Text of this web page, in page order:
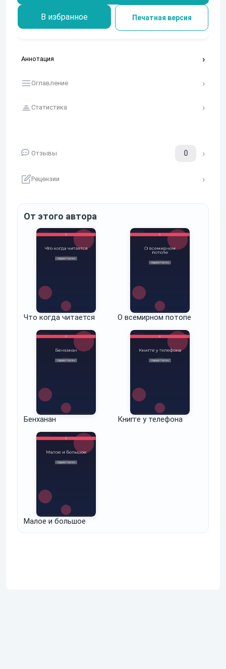
или расчет, и какую роль в их судьбе сыграет
исчезнувший барон?
В избранное Печатная версия
Аннотация
Оглавление
Статистика
Отзывы 0
Рецензии
От этого автора
Что когда читается О всемирном потопе
Бенханан Книгге у телефона
Малое и большое